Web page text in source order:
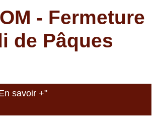
- Fermeture
de Pâques
savoir +"